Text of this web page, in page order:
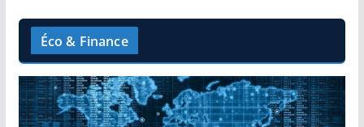
Éco & Finance